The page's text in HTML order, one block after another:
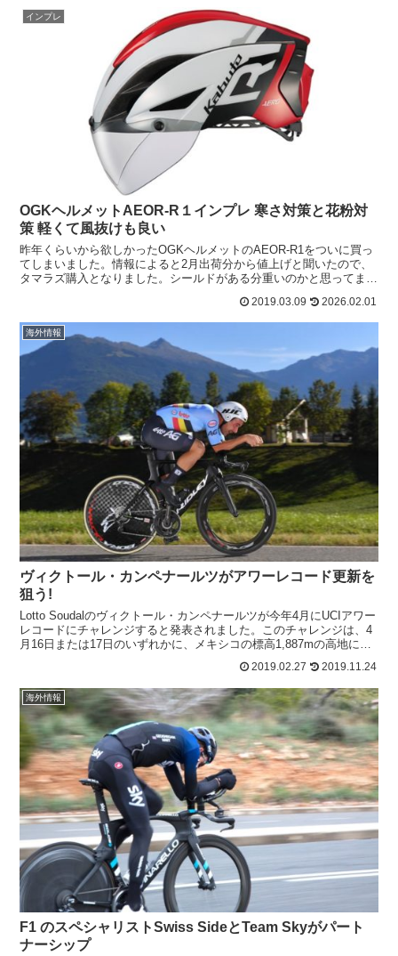
インプレ
OGKヘルメットAEOR-R１インプレ 寒さ対策と花粉対
策 軽くて風抜けも良い
昨年くらいから欲しかったOGKヘルメットのAEOR-R1をついに買っ
てしまいました。情報によると2月出荷分から値上げと聞いたので、
タマラズ購入となりました。シールドがある分重いのかと思ってまし
2019.03.09 2026.02.01
海外情報
ヴィクトール・カンペナールツがアワーレコード更新を
狙う!
Lotto Soudalのヴィクトール・カンペナールツが今年4月にUCIアワー
レコードにチャレンジすると発表されました。このチャレンジは、4
月16日または17日のいずれかに、メキシコの標高1,887mの高地にあ
2019.02.27 2019.11.24
海外情報
F1 のスペシャリストSwiss SideとTeam Skyがパート
ナーシップ